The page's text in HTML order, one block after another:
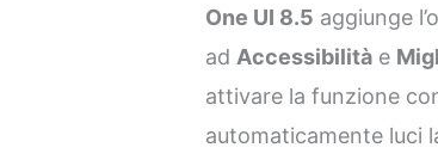
One UI 8.5 aggiunge
ad Accessibilità e
attivare la funzione
automaticamente luci